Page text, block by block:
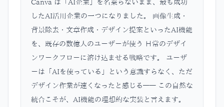
Canva は「AI企業」を名乗らないまま、最も成功
したAI活用企業の一つになりました。 画像生成・
背景除去・文章作成・デザイン提案といったAI機能
を、既存の数億人のユーザーが使う 日常のデザイ
ンワークフローに溶け込ませる戦略です。 ユーザ
ーは「AIを使っている」という意識すらなく、ただ
デザイン作業が速くなったと感じる—— この自然な
統合こそが、AI機能の理想的な実装と言えます。